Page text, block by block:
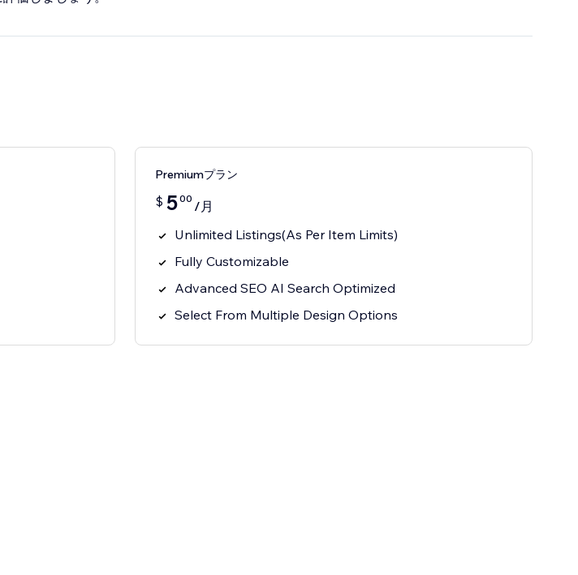
Premiumプラン
$ 500 /月
Unlimited Listings(As Per Item Limits)
Fully Customizable
Advanced SEO AI Search Optimized
Select From Multiple Design Options